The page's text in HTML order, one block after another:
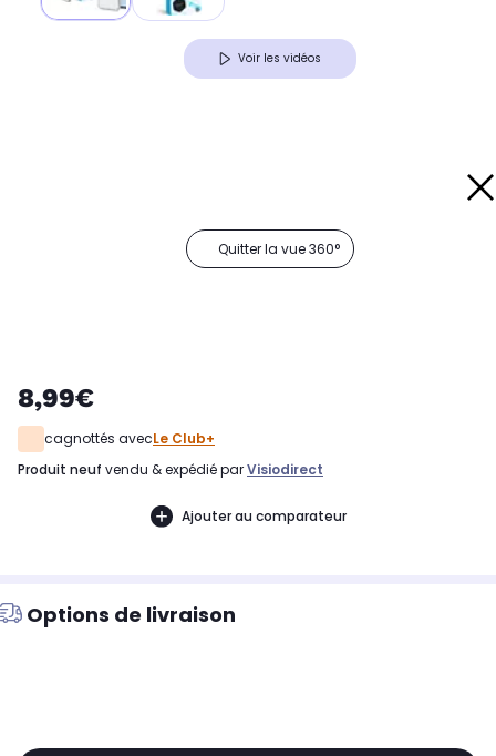
Voir les vidéos
Quitter la vue 360°
8,99€
cagnottés avecLe Club+
produit neuf vendu & expédié parVisiodirect
Ajouter au comparateur
Options de livraison